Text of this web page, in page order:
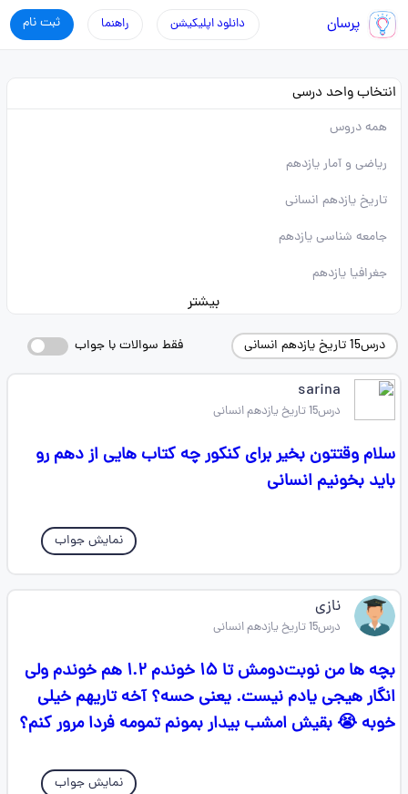
پرسان ثبت نام راهنما دانلود اپلیکیشن
انتخاب واحد درسی
همه دروس
ریاضی و آمار یازدهم
تاریخ یازدهم انسانی
جامعه شناسی یازدهم
جغرافیا یازدهم
بیشتر
درس15 تاریخ یازدهم انسانی فقط سوالات با جواب
sarina
درس15 تاریخ یازدهم انسانی
سلام وقتتون بخیر برای کنکور چه کتاب هایی از دهم رو
باید بخونیم انسانی
نمایش جواب
نازی
درس15 تاریخ یازدهم انسانی
بچه ها من نوبت‌دومش تا ۱۵ خوندم ۱.۲ هم خوندم ولی
انگار هیجی یادم نیست. یعنی حسه؟ آخه تاریهم خیلی
خوبه 😭 بقیش امشب بیدار بمونم تمومه فردا مرور کنم؟
نمایش جواب